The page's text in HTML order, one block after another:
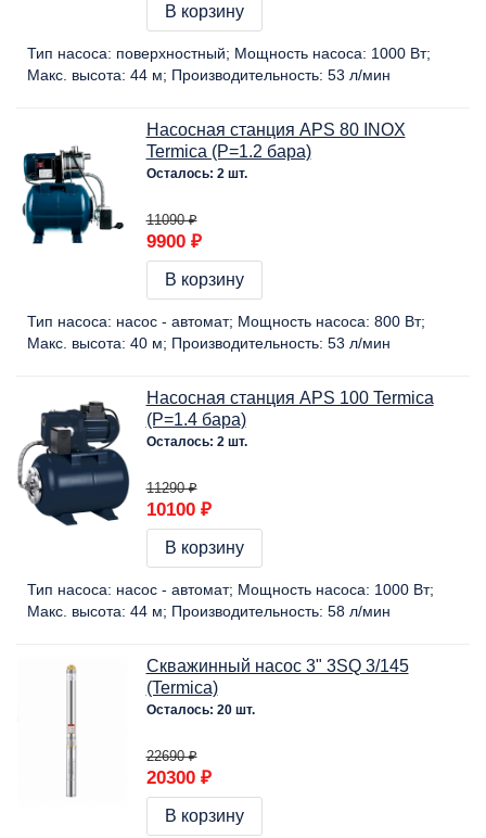
В корзину
Тип насоса: поверхностный Мощность насоса: 1000 Вт
Макс. высота: 44 м Производительность: 53 л/мин
Насосная станция APS 80 INOX
Termica (P=1.2 бара)
Осталось: 2 шт.
11090 ₽
9900 ₽
В корзину
Тип насоса: насос - автомат Мощность насоса: 800 Вт
Макс. высота: 40 м Производительность: 53 л/мин
Насосная станция APS 100 Termica
(P=1.4 бара)
Осталось: 2 шт.
11290 ₽
10100 ₽
В корзину
Тип насоса: насос - автомат Мощность насоса: 1000 Вт
Макс. высота: 44 м Производительность: 58 л/мин
Скважинный насос 3" 3SQ 3/145
(Termica)
Осталось: 20 шт.
22690 ₽
20300 ₽
В корзину